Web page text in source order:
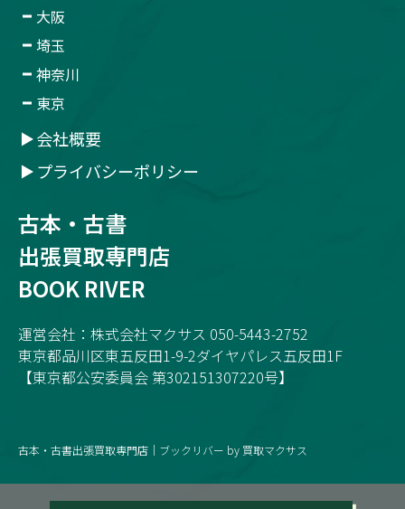
大阪
埼玉
神奈川
東京
会社概要
プライバシーポリシー
古本・古書
出張買取専門店
BOOK RIVER
運営会社：株式会社マクサス 050-5443-2752
東京都品川区東五反田1-9-2ダイヤパレス五反田1F
【東京都公安委員会 第302151307220号】
古本・古書出張買取専門店｜ブックリバー by 買取マクサス